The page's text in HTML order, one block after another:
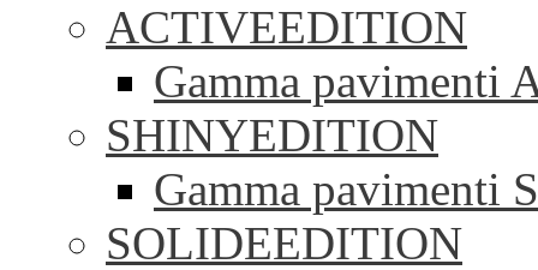
ACTIVEEDITION
Gamma pavimenti
SHINYEDITION
Gamma pavimenti
SOLIDEEDITION